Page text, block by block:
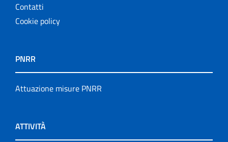
Contatti
Cookie policy
PNRR
Attuazione misure PNRR
ATTIVITÀ